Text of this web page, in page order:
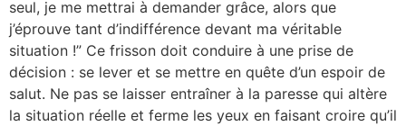
seul, je me mettrai à demander grâce, alors que
j’éprouve tant d’indifférence devant ma véritable
situation !” Ce frisson doit conduire à une prise de
décision : se lever et se mettre en quête d’un espoir de
salut. Ne pas se laisser entraîner à la paresse qui altère
la situation réelle et ferme les yeux en faisant croire qu’il